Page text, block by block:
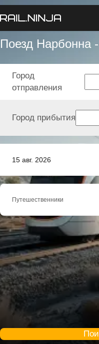
Поезд Нарбонна
15 авг. 2026
Город
отправления
Город прибытия
Путешественники